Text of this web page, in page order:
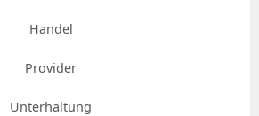
Handel
Provider
Unterhaltung